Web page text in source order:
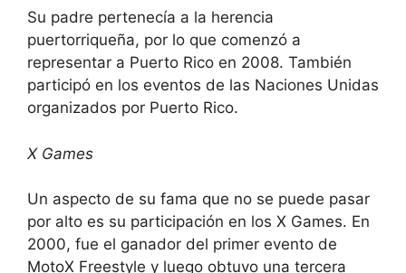
Su padre pertenecía a la herencia
puertorriqueña, por lo que comenzó a
representar a Puerto Rico en 2008. También
participó en los eventos de las Naciones Unidas
organizados por Puerto Rico.
X Games
Un aspecto de su fama que no se puede pasar
por alto es su participación en los X Games. En
2000, fue el ganador del primer evento de
MotoX Freestyle y luego obtuvo una tercera